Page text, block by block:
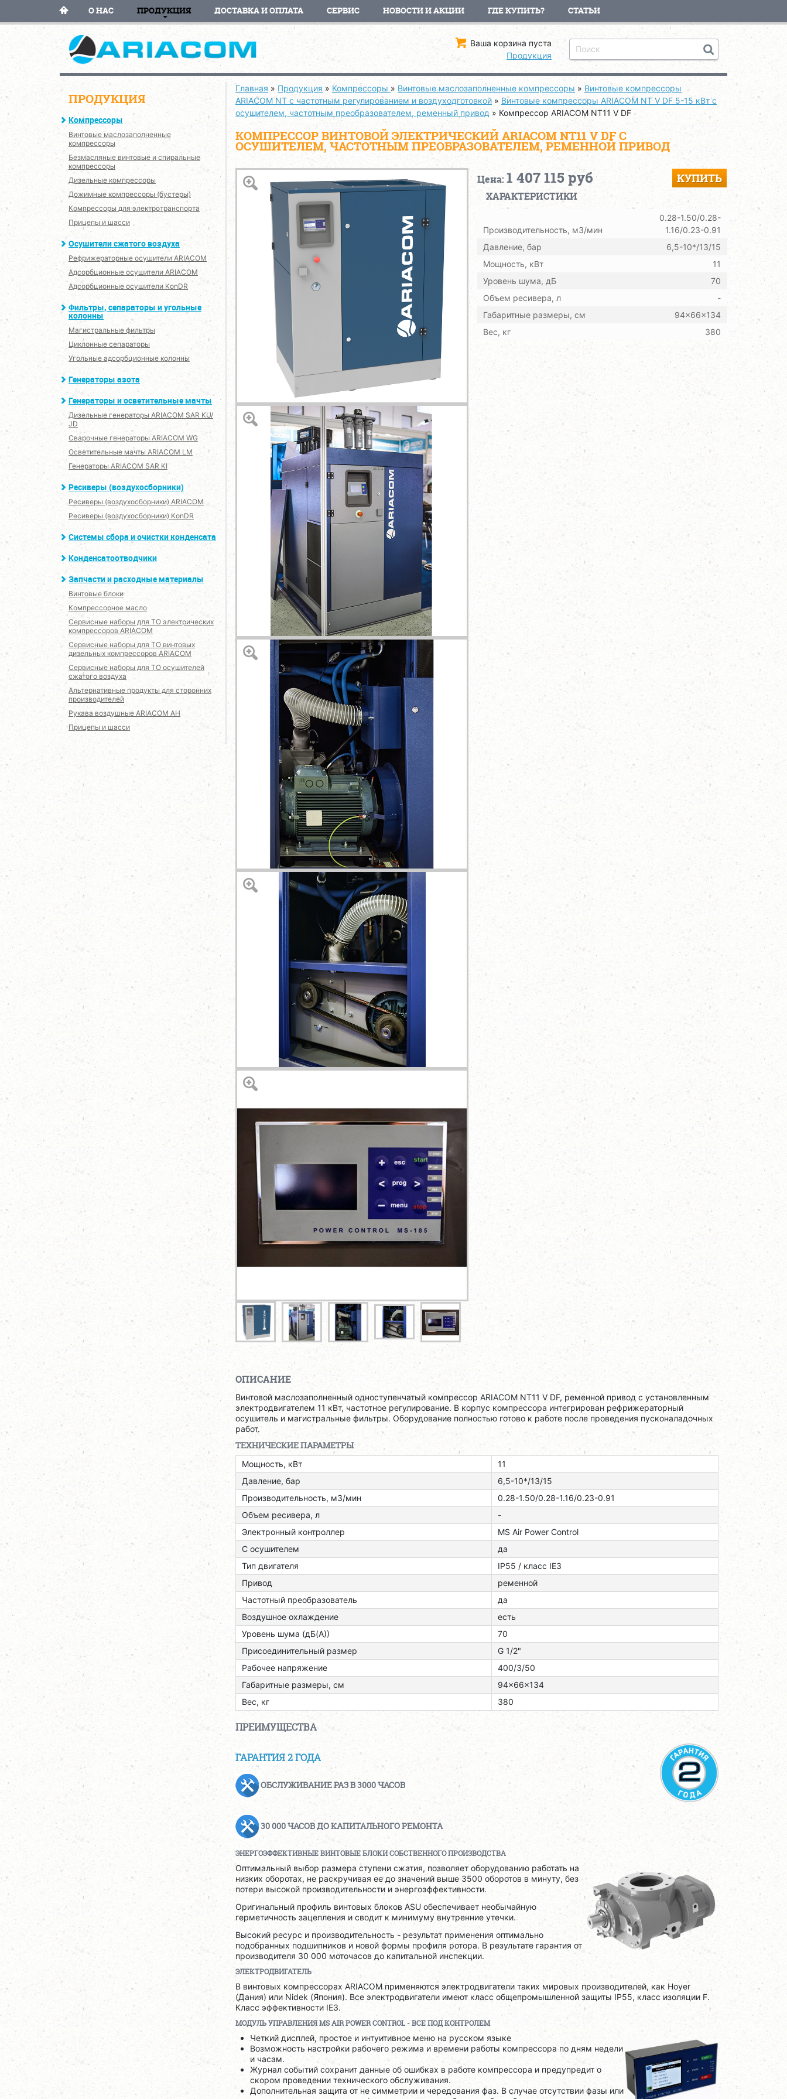
О НАС ПРОДУКЦИЯ ДОСТАВКА И ОПЛАТА СЕРВИС НОВОСТИ И АКЦИИ ГДЕ КУПИТЬ? СТАТЬИ
Ваша корзина пуста
Продукция
ПРОДУКЦИЯ
Компрессоры
Винтовые маслозаполненные
компрессоры
Безмасляные винтовые и спиральные
компрессоры
Дизельные компрессоры
Дожимные компрессоры (бустеры)
Компрессоры для электротранспорта
Прицепы и шасси
Осушители сжатого воздуха
Рефрижераторные осушители ARIACOM
Адсорбционные осушители ARIACOM
Адсорбционные осушители KonDR
Фильтры, сепараторы и угольные
колонны
Магистральные фильтры
Циклонные сепараторы
Угольные адсорбционные колонны
Генераторы азота
Генераторы и осветительные мачты
Дизельные генераторы ARIACOM SAR KU/
JD
Сварочные генераторы ARIACOM WG
Осветительные мачты ARIACOM LM
Генераторы ARIACOM SAR KI
Ресиверы (воздухосборники)
Ресиверы (воздухосборники) ARIACOM
Ресиверы (воздухосборники) KonDR
Системы сбора и очистки конденсата
Конденсатоотводчики
Запчасти и расходные материалы
Винтовые блоки
Компрессорное масло
Сервисные наборы для ТО электрических
компрессоров ARIACOM
Сервисные наборы для ТО винтовых
дизельных компрессоров ARIACOM
Сервисные наборы для ТО осушителей
сжатого воздуха
Альтернативные продукты для сторонних
производителей
Рукава воздушные ARIACOM AH
Прицепы и шасси
Главная » Продукция » Компрессоры » Винтовые маслозаполненные компрессоры » Винтовые компрессоры
ARIACOM NT с частотным регулированием и воздуходготовкой » Винтовые компрессоры ARIACOM NT V DF 5-15 кВт с
осушителем, частотным преобразователем, ременный привод » Компрессор ARIACOM NT11 V DF
КОМПРЕССОР ВИНТОВОЙ ЭЛЕКТРИЧЕСКИЙ ARIACOM NT11 V DF С
ОСУШИТЕЛЕМ, ЧАСТОТНЫМ ПРЕОБРАЗОВАТЕЛЕМ, РЕМЕННОЙ ПРИВОД
Цена: 1 407 115 руб КУПИТЬ
ХАРАКТЕРИСТИКИ
Производительность, м3/мин
0.28-1.50/0.28-
1.16/0.23-0.91
Давление, бар
6,5-10*/13/15
Мощность, кВт
11
Уровень шума, дБ
70
Объем ресивера, л
-
Габаритные размеры, см
94x66x134
Вес, кг
380
ОПИСАНИЕ
Винтовой маслозаполненный одноступенчатый компрессор ARIACOM NT11 V DF, ременной привод с установленным
электродвигателем 11 кВт, частотное регулирование. В корпус компрессора интегрирован рефрижераторный
осушитель и магистральные фильтры. Оборудование полностью готово к работе после проведения пусконаладочных
работ.
ТЕХНИЧЕСКИЕ ПАРАМЕТРЫ
Мощность, кВт
11
Давление, бар
6,5-10*/13/15
Производительность, м3/мин
0.28-1.50/0.28-1.16/0.23-0.91
Объем ресивера, л
-
Электронный контроллер
MS Air Power Control
С осушителем
да
Тип двигателя
ІР55 / класс ІЕЗ
Привод
ременной
Частотный преобразователь
да
Воздушное охлаждение
есть
Уровень шума (дБ(А))
70
Присоединительный размер
G 1/2"
Рабочее напряжение
400/3/50
Габаритные размеры, см
94x66x134
Вес, кг
380
ПРЕИМУЩЕСТВА
ГАРАНТИЯ 2 ГОДА
ОБСЛУЖИВАНИЕ РАЗ В 3000 ЧАСОВ
30 000 ЧАСОВ ДО КАПИТАЛЬНОГО РЕМОНТА
ЭНЕРГОЭФФЕКТИВНЫЕ ВИНТОВЫЕ БЛОКИ СОБСТВЕННОГО ПРОИЗВОДСТВА
Оптимальный выбор размера ступени сжатия, позволяет оборудованию работать на
низких оборотах, не раскручивая ее до значений выше 3500 оборотов в минуту, без
потери высокой производительности и энергоэффективности.
Оригинальный профиль винтовых блоков ASU обеспечивает необычайную
герметичность зацепления и сводит к минимуму внутренние утечки.
Высокий ресурс и производительность - результат применения оптимально
подобранных подшипников и новой формы профиля ротора. В результате гарантия от
производителя 30 000 моточасов до капитальной инспекции.
ЭЛЕКТРОДВИГАТЕЛЬ
В винтовых компрессорах ARIACOM применяются электродвигатели таких мировых производителей, как Hoyer
(Дания) или Nidek (Япония). Все электродвигатели имеют класс общепромышленной защиты IP55, класс изоляции F.
Класс эффективности IE3.
МОДУЛЬ УПРАВЛЕНИЯMSAIRPOWERCONTROL - ВСЕ ПОД КОНТРОЛЕМ
Четкий дисплей, простое и интуитивное меню на русском языке
Возможность настройки рабочего режима и времени работы компрессора по дням недели
и часам.
Журнал событий сохранит данные об ошибках в работе компрессора и предупредит о
скором проведении технического обслуживания.
Дополнительная защита от не симметрии и чередования фаз. В случае отсутствии фазы или